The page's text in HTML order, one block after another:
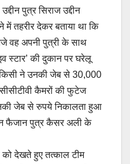
पुत्र सिराज उद्दीन
में तहरीर देकर बताया था कि
वह अपनी पुत्री के साथ
स्टार’ की दुकान पर घरेलू
किसी ने उनकी जेब से 30,000
कैमरों की फुटेज
जेब से रुपये निकालता हुआ
फैजान पुत्र कैसर अली के
को देखते हुए तत्काल टीम